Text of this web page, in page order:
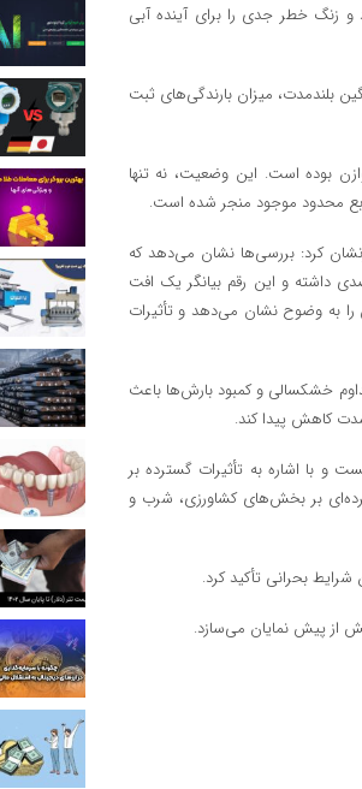
و زنگ خطر جدی را برای آینده آبی
بلندمدت، میزان بارندگی‌های ثبت
بوده است. این وضعیت، نه تنها
محدود موجود منجر شده است.
کرد: بررسی‌ها نشان می‌دهد که
اصلی استان نسبت به دوره مشابه بلند مدت، کاهش ۸۵٫۵ درصدی داشته و این رقم بیانگر یک افت
را به وضوح نشان می‌دهد و تأثیرات
خشکسالی و کمبود بارش‌ها باعث
کاهش پیدا کند.
با اشاره به تأثیرات گسترده بر
بر بخش‌های کشاورزی، شرب و
بحرانی تأکید کرد.
از پیش نمایان می‌سازد.